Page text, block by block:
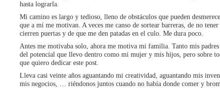
hasta lograrla.
Mi camino es largo y tedioso, lleno de obstáculos que pueden
que a mí me motivan. A veces me canso de sortear barreras, de no
cierren puertas y de que me den patadas en el culo. Me dura poco.
Antes me motivaba solo, ahora me motiva mi familia. Tanto mis padres
del potencial que llevo dentro como mi mujer y mis hijos, pero sobre
que quiero dedicar este post.
Lleva casi veinte años aguantando mi creatividad, aguantando mis
mis negocios, … riéndonos juntos cuando no había donde comer y